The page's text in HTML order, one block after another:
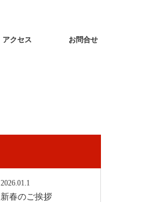
アクセス お問合せ
2026.01.1
新春のご挨拶